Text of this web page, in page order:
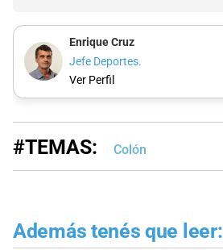
Enrique Cruz
Jefe Deportes.
Ver Perfil
#TEMAS: Colón
Además tenés que leer: